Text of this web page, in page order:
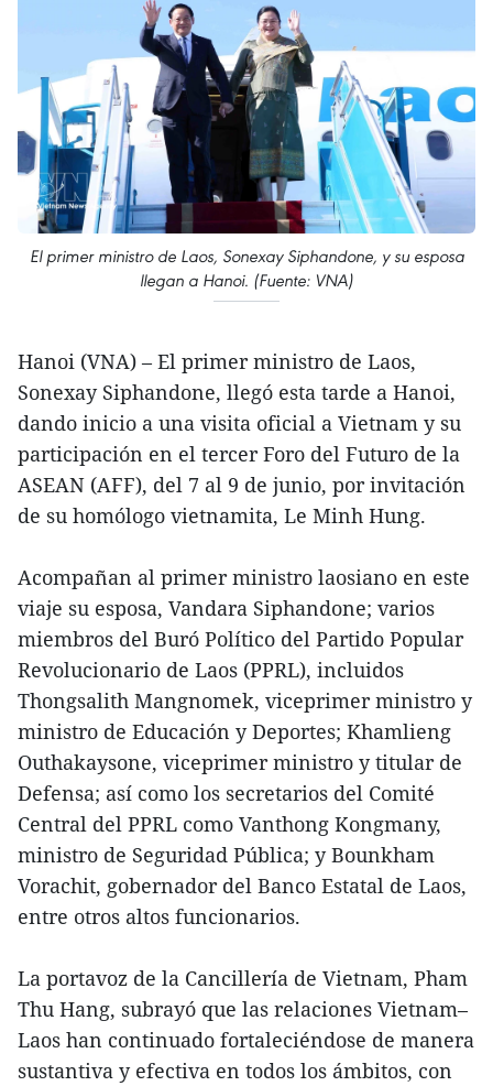
El primer ministro de Laos, Sonexay Siphandone, y su esposa
llegan a Hanoi. (Fuente: VNA)
Hanoi (VNA) – El primer ministro de Laos,
Sonexay Siphandone, llegó esta tarde a Hanoi,
dando inicio a una visita oficial a Vietnam y su
participación en el tercer Foro del Futuro de la
ASEAN (AFF), del 7 al 9 de junio, por invitación
de su homólogo vietnamita, Le Minh Hung.
Acompañan al primer ministro laosiano en este
viaje su esposa, Vandara Siphandone; varios
miembros del Buró Político del Partido Popular
Revolucionario de Laos (PPRL), incluidos
Thongsalith Mangnomek, viceprimer ministro y
ministro de Educación y Deportes; Khamlieng
Outhakaysone, viceprimer ministro y titular de
Defensa; así como los secretarios del Comité
Central del PPRL como Vanthong Kongmany,
ministro de Seguridad Pública; y Bounkham
Vorachit, gobernador del Banco Estatal de Laos,
entre otros altos funcionarios.
La portavoz de la Cancillería de Vietnam, Pham
Thu Hang, subrayó que las relaciones Vietnam–
Laos han continuado fortaleciéndose de manera
sustantiva y efectiva en todos los ámbitos, con